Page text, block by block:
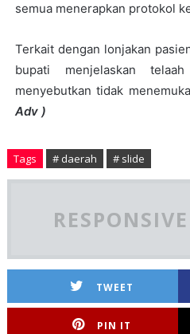
semua menerapkan protokol
Terkait dengan lonjakan
bupati menjelaskan
menyebutkan tidak
Adv )
Tags # daerah # slide
TWEET
PIN IT